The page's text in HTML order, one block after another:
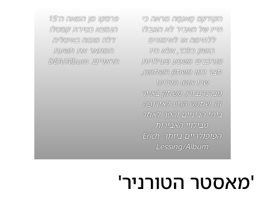
הקודקס מָאנֵסֶה מראה כי
חייו של האביר לא הוגבלו
ללחימה או לאימונים
בנשק בלבד, אלא היו
מורכבים משפע פעילויות
חצר כמו משחק השחמט,
שבו אוטו הרביעי
מברנדנבורג משחק באיור
זה. שחמט הגיע לאירופה
בימי הביניים והפך לאחד
מבילויי האבירות
הפופולריים ביותר. Erich
Lessing/Album
פרסקו מן המאה ה־15
הנמצא בטירת קסטלו
דלה מנטה באיטליה
המתאר את תשעת
הראויים. DEA/Album
'מאסטר הטורניר'